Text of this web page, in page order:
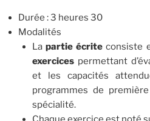
Durée : 3 heures 30
Modalités
La partie écrite consiste
exercicespermettant
et les capacités
programmes de
spécialité.